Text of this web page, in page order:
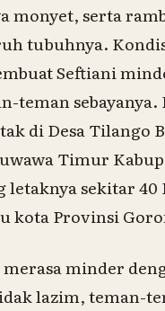
monyet, serta
tubuhnya.
Seftiani
teman
di Desa Tilango
Timur
letaknya sekitar 40
kota Provinsi
minder
lazim, teman-